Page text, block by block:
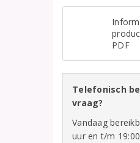
PDF
Telefonisch
vraag?
Vandaag
uur en t/m